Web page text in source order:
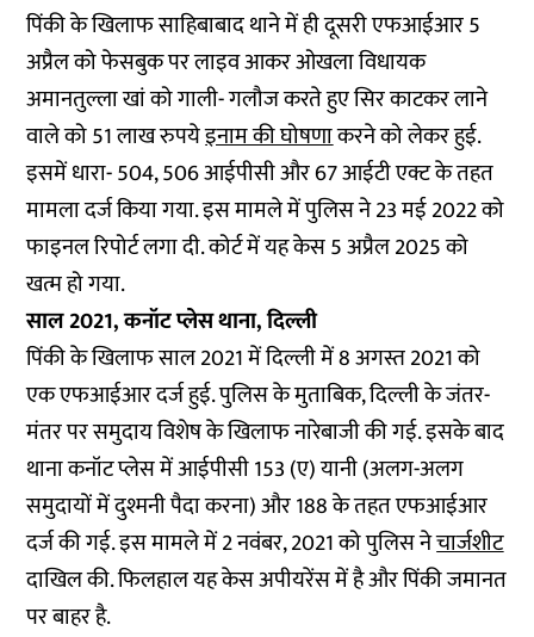
पिंकी के खिलाफ साहिबाबाद थाने में ही दूसरी एफआईआर 5
अप्रैल को फेसबुक पर लाइव आकर ओखला विधायक
अमानतुल्ला खां को गाली- गलौज करते हुए सिर काटकर लाने
वाले को 51 लाख रुपयेइनाम की घोषणाकरने को लेकर हुई.
इसमें धारा- 504, 506 आईपीसी और 67 आईटी एक्ट के तहत
मामला दर्ज किया गया. इस मामले में पुलिस ने 23 मई 2022 को
फाइनल रिपोर्ट लगा दी. कोर्ट में यह केस 5 अप्रैल 2025 को
खत्म हो गया.
साल 2021, कनॉट प्लेस थाना, दिल्ली
पिंकी के खिलाफ साल 2021 में दिल्ली में 8 अगस्त 2021 को
एक एफआईआर दर्ज हुई. पुलिस के मुताबिक, दिल्ली के जंतर-
मंतर पर समुदाय विशेष के खिलाफ नारेबाजी की गई. इसके बाद
थाना कनॉट प्लेस में आईपीसी 153 (ए) यानी (अलग-अलग
समुदायों में दुश्मनी पैदा करना) और 188 के तहत एफआईआर
दर्ज की गई. इस मामले में 2 नवंबर, 2021 को पुलिस नेचार्जशीट
दाखिल की. फिलहाल यह केस अपीयरेंस में है और पिंकी जमानत
पर बाहर है.